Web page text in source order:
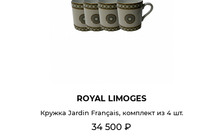
ROYAL LIMOGES
Кружка Jardin Français, комплект из 4 шт.
34 500 ₽